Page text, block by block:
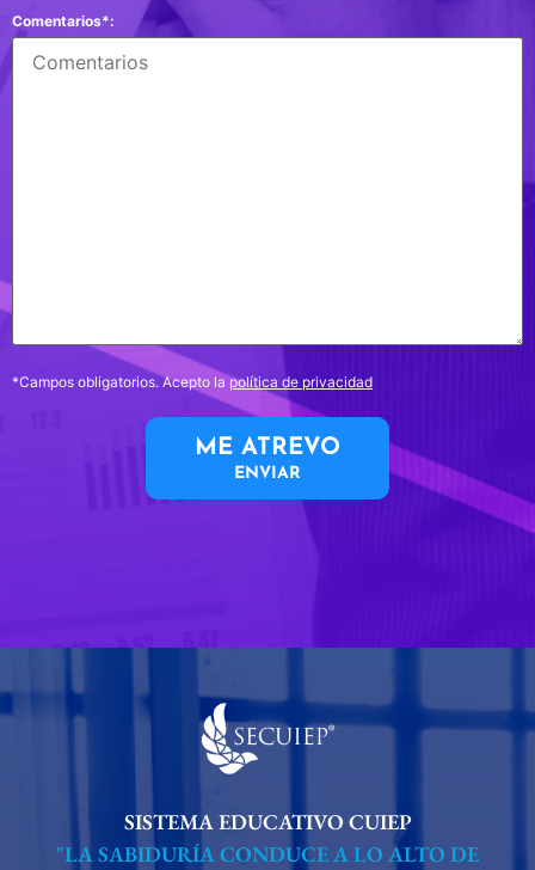
Comentarios*:
*Campos obligatorios. Acepto la política de privacidad
ME ATREVO
ENVIAR
SISTEMA EDUCATIVO CUIEP
"LA SABIDURÍA CONDUCE A LO ALTO DE